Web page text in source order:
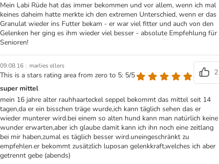
Mein Labi Rüde hat das immer bekommen und vor allem, wenn ich mal
keines daheim hatte merkte ich den extremen Unterschied, wenn er das
Granulat wieder ins Futter bekam - er war viel fitter und auch von den
Gelenken her ging es ihm wieder viel besser - absolute Empfehlung für
Senioren!
09.08.16 | marlies ellers
This is a stars rating area from zero to 5: 5/5
2
super mittel
mein 16 jahre alter rauhhaarteckel seppel bekommt das mittel seit 14
tagen,da er ein bisschen träge wurde,ich kann täglich sehen das er
wieder munterer wird.bei einem so alten hund kann man natürlich keine
wunder erwarten,aber ich glaube damit kann ich ihn noch eine zeitlang
bei mir haben,zumal es täglich besser wird.uneingeschränkt zu
empfehlen.er bekommt zusätzlich luposan gelenkkraft,welches ich aber
getrennt gebe (abends)